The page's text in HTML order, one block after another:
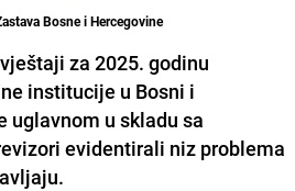
Bosne i Hercegovine
za 2025. godinu
institucije u Bosni i
uglavnom u skladu sa
evidentirali niz problema